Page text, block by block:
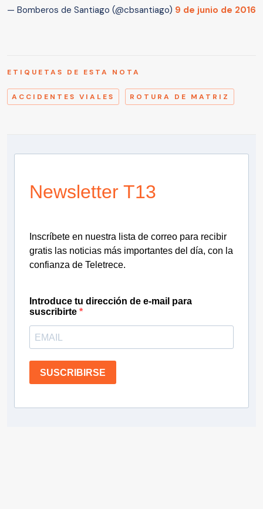
— Bomberos de Santiago (@cbsantiago) 9 de junio de 2016
ETIQUETAS DE ESTA NOTA
ACCIDENTES VIALES ROTURA DE MATRIZ
Newsletter T13
Inscríbete en nuestra lista de correo para recibir
gratis las noticias más importantes del día, con la
confianza de Teletrece.
Introduce tu dirección de e-mail para
suscribirte
SUSCRIBIRSE